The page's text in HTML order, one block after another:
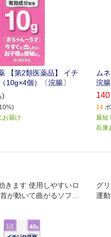
【第2類医薬品】 イチ
10g×4個）〔浣腸〕
)
お届け
ム
浣
140
14
最短
在庫
きます 使用しやすいロ
が動いて曲がるソフト
グ
運